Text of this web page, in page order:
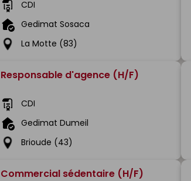
CDI
Gedimat Sosaca
La Motte (83)
Responsable d'agence (H/F)
CDI
Gedimat Dumeil
Brioude (43)
Commercial sédentaire (H/F)